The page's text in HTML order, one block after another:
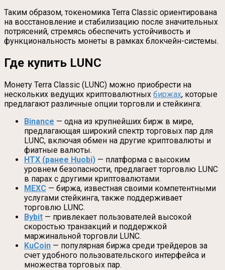
Таким образом, токеномика Terra Classic ориентирована
на восстановление и стабилизацию после значительных
потрясений, стремясь обеспечить устойчивость и
функциональность монеты в рамках блокчейн-системы.
Где купить LUNC
Монету Terra Classic (LUNC) можно приобрести на
нескольких ведущих криптовалютных биржах, которые
предлагают различные опции торговли и стейкинга:
Binance — одна из крупнейших бирж в мире,
предлагающая широкий спектр торговых пар для
LUNC, включая обмен на другие криптовалюты и
фиатные валюты.
HTX (ранее Huobi) — платформа с высоким
уровнем безопасности, предлагает торговлю LUNC
в парах с другими криптовалютами.
MEXC — биржа, известная своими компетентными
услугами стейкинга, также поддерживает
торговлю LUNC.
Bybit — привлекает пользователей высокой
скоростью транзакций и поддержкой
маржинальной торговли LUNC.
KuCoin — популярная биржа среди трейдеров за
счет удобного пользовательского интерфейса и
множества торговых пар.